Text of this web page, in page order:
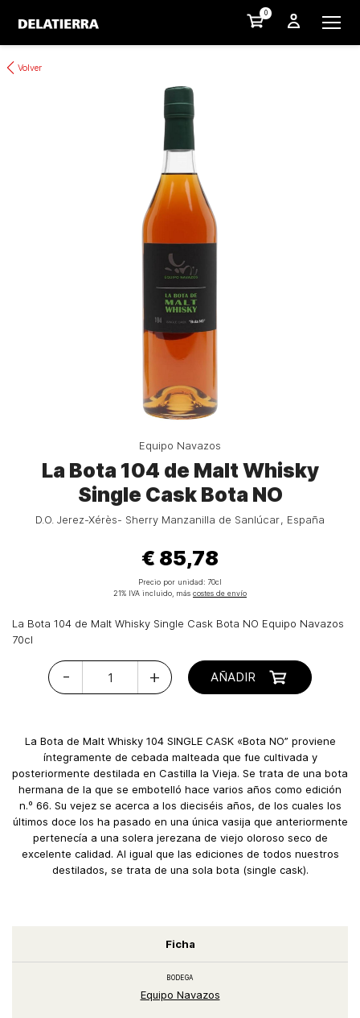
0
Volver
Equipo Navazos
La Bota 104 de Malt Whisky
Single Cask Bota NO
D.O. Jerez-Xérès- Sherry Manzanilla de Sanlúcar España
€ 85,78
Precio por unidad: 70cl
21% IVA incluido, más costes de envío
La Bota 104 de Malt Whisky Single Cask Bota NO Equipo Navazos
70cl
- + AÑADIR
La Bota de Malt Whisky 104 SINGLE CASK «Bota NO” proviene
íntegramente de cebada malteada que fue cultivada y
posteriormente destilada en Castilla la Vieja. Se trata de una bota
hermana de la que se embotelló hace varios años como edición
n.º 66. Su vejez se acerca a los dieciséis años, de los cuales los
últimos doce los ha pasado en una única vasija que anteriormente
pertenecía a una solera jerezana de viejo oloroso seco de
excelente calidad. Al igual que las ediciones de todos nuestros
destilados, se trata de una sola bota (single cask).
Ficha
BODEGA
Equipo Navazos